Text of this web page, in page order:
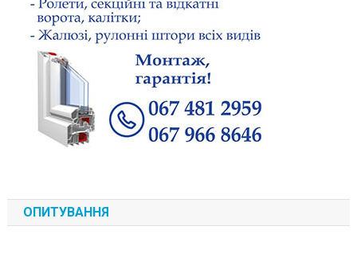
ОПИТУВАННЯ